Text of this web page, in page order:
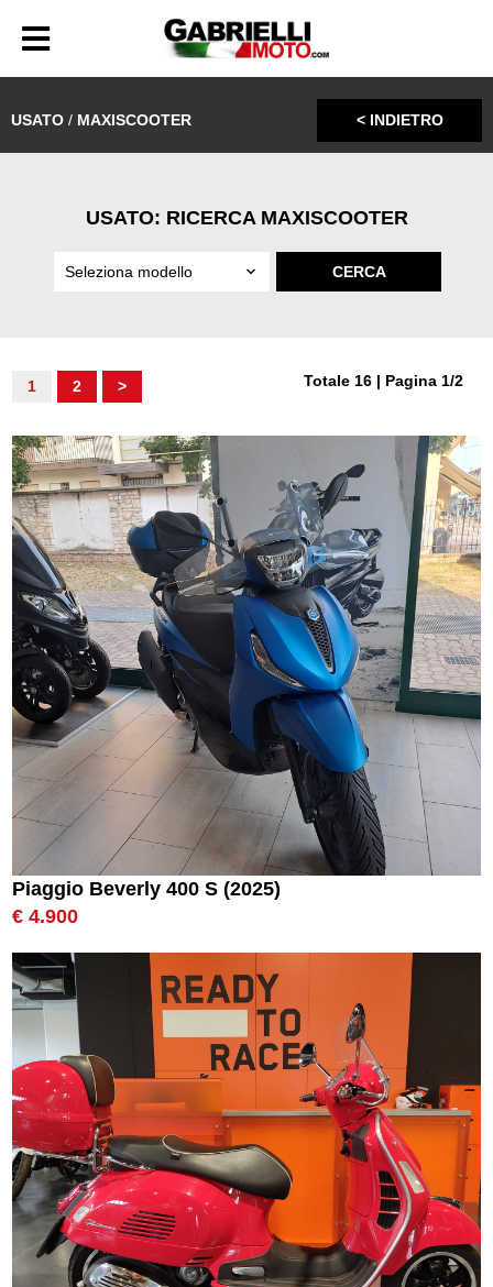
USATO / MAXISCOOTER < INDIETRO
USATO: RICERCA MAXISCOOTER
Totale 16 | Pagina 1/2
1 2 >
Piaggio Beverly 400 S (2025)
€ 4.900